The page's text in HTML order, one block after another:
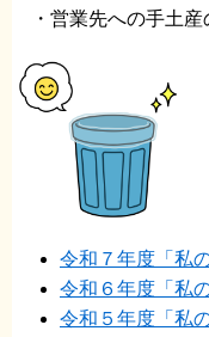
・営業先への手土産
令和７年度「私
令和６年度「私
令和５年度「私